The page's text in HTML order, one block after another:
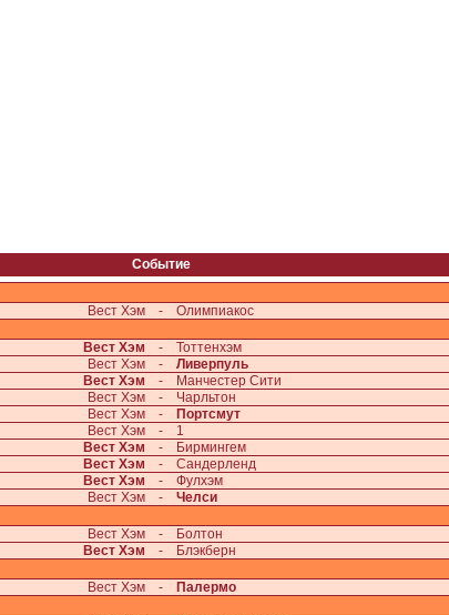
Событие
Вест Хэм - Олимпиакос
Вест Хэм - Тоттенхэм
Вест Хэм - Ливерпуль
Вест Хэм - Манчестер Сити
Вест Хэм - Чарльтон
Вест Хэм - Портсмут
Вест Хэм - 1
Вест Хэм - Бирмингем
Вест Хэм - Сандерленд
Вест Хэм - Фулхэм
Вест Хэм - Челси
Вест Хэм - Болтон
Вест Хэм - Блэкберн
Вест Хэм - Палермо